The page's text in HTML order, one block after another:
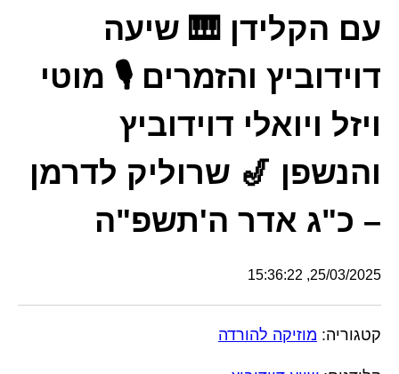
עם הקלידן 🎹 שיעה
דוידוביץ והזמרים 🎙️ מוטי
ויזל ויואלי דוידוביץ
והנשפן 🎷 שרוליק לדרמן
– כ"ג אדר ה'תשפ"ה
25/03/2025, 15:36:22
קטגוריה: מוזיקה להורדה